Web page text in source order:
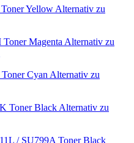
Alternativ zu
Alternativ zu
Alternativ zu
Alternativ zu